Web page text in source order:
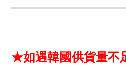
★如遇韓國供貨量不